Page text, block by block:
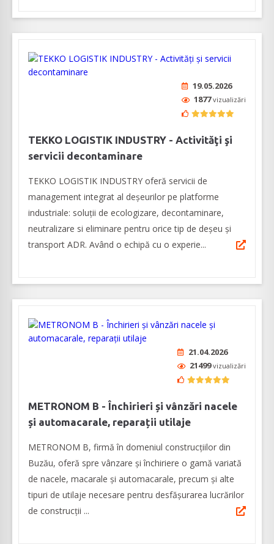
19.05.2026
1877vizualizări
TEKKO LOGISTIK INDUSTRY - Activităţi şi
servicii decontaminare
TEKKO LOGISTIK INDUSTRY oferă servicii de
management integrat al deșeurilor pe platforme
industriale: soluții de ecologizare, decontaminare,
neutralizare si eliminare pentru orice tip de deșeu și
transport ADR. Având o echipă cu o experie...
21.04.2026
21499vizualizări
METRONOM B - Închirieri și vânzări nacele
și automacarale, reparații utilaje
METRONOM B, firmă în domeniul construcţiilor din
Buzău, oferă spre vânzare şi închiriere o gamă variată
de nacele, macarale și automacarale, precum și alte
tipuri de utilaje necesare pentru desfășurarea lucrărilor
de construcţii ...